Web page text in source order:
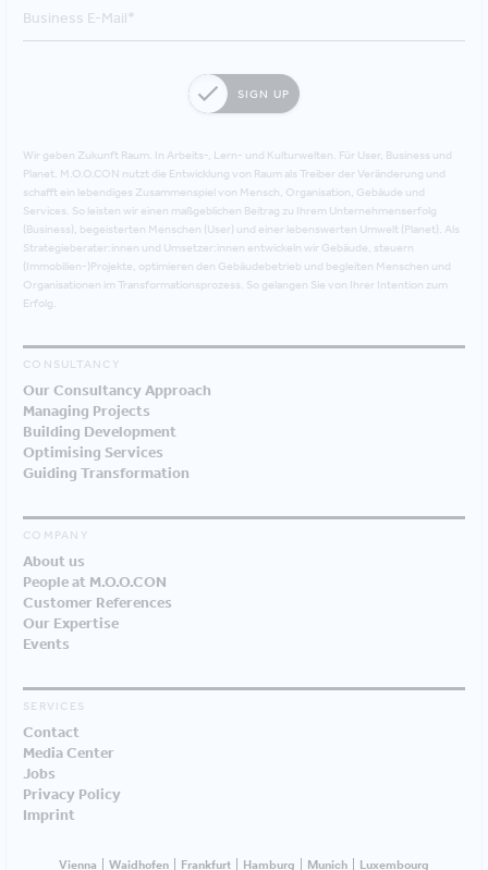
SIGN UP
Wir geben Zukunft Raum. In Arbeits-, Lern- und Kulturwelten. Für User, Business und
Planet. M.O.O.CON nutzt die Entwicklung von Raum als Treiber der Veränderung und
schafft ein lebendiges Zusammenspiel von Mensch, Organisation, Gebäude und
Services. So leisten wir einen maßgeblichen Beitrag zu Ihrem Unternehmenserfolg
(Business), begeisterten Menschen (User) und einer lebenswerten Umwelt (Planet). Als
Strategieberater:innen und Umsetzer:innen entwickeln wir Gebäude, steuern
(Immobilien-)Projekte, optimieren den Gebäudebetrieb und begleiten Menschen und
Organisationen im Transformationsprozess. So gelangen Sie von Ihrer Intention zum
Erfolg.
CONSULTANCY
Our Consultancy Approach
Managing Projects
Building Development
Optimising Services
Guiding Transformation
COMPANY
About us
People at M.O.O.CON
Customer References
Our Expertise
Events
SERVICES
Contact
Media Center
Jobs
Privacy Policy
Imprint
Vienna Waidhofen Frankfurt Hamburg Munich Luxembourg